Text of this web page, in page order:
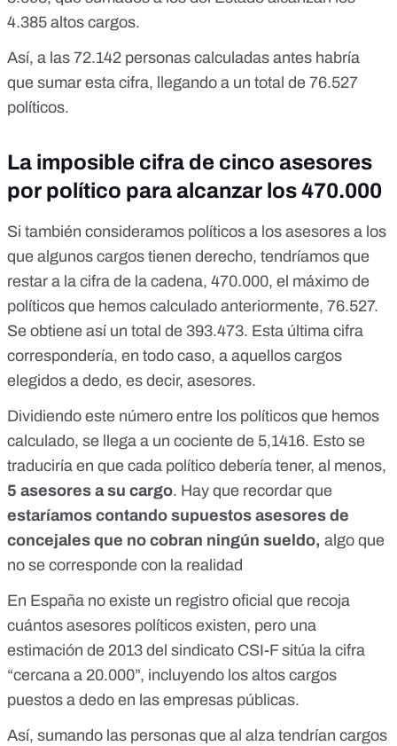
4.385 altos cargos.
Así, a las 72.142 personas calculadas antes habría
que sumar esta cifra, llegando a un total de 76.527
políticos.
La imposible cifra de cinco asesores
por político para alcanzar los 470.000
Si también consideramos políticos a los asesores a los
que algunos cargos tienen derecho, tendríamos que
restar a la cifra de la cadena, 470.000, el máximo de
políticos que hemos calculado anteriormente, 76.527.
Se obtiene así un total de 393.473. Esta última cifra
correspondería, en todo caso, a aquellos cargos
elegidos a dedo, es decir, asesores.
Dividiendo este número entre los políticos que hemos
calculado, se llega a un cociente de 5,1416. Esto se
traduciría en que cada político debería tener, al menos,
5 asesores a su cargo. Hay que recordar que
estaríamos contando supuestos asesores de
concejales que no cobran ningún sueldo, algo que
no se corresponde con la realidad
En España no existe un registro oficial que recoja
cuántos asesores políticos existen, pero una
estimación de 2013 del sindicato CSI-Fsitúa la cifra
“cercana a 20.000”, incluyendo los altos cargos
puestos a dedo en las empresas públicas.
Así, sumando las personas que al alza tendrían cargos